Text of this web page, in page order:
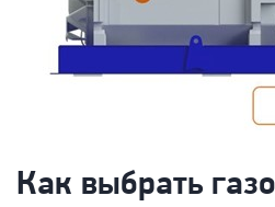
Как выбрать